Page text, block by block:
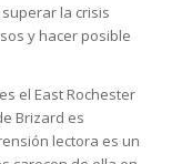
la crisis
y hacer posible
el East Rochester
Brizard es
lectora es un